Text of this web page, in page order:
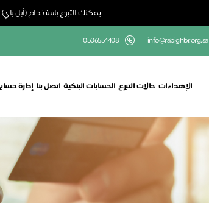
يمكنك التبرع باستخدام (أبل
info@rabighbr.org.sa
0506554408
الإهداءات حالات التبرع الحسابات البنكية اتصل بنا إدارة